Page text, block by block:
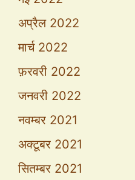
अप्रैल 2022
मार्च 2022
फ़रवरी 2022
जनवरी 2022
नवम्बर 2021
अक्टूबर 2021
सितम्बर 2021